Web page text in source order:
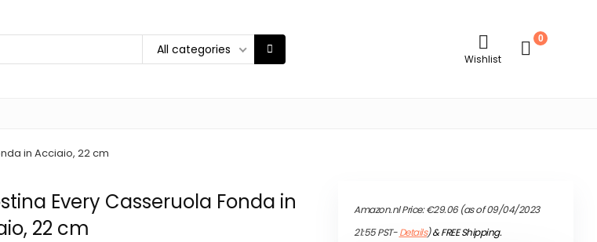
All categories
Wishlist
0
in Acciaio, 22 cm
Every Casseruola Fonda in
22 cm
Amazon.nl Price:€29.06(as of 09/04/2023
21:55 PST-Details)&FREE Shipping.